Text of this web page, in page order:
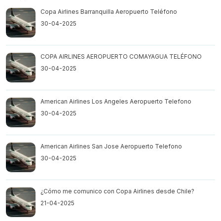
Copa Airlines Barranquilla Aeropuerto Teléfono
30-04-2025
COPA AIRLINES AEROPUERTO COMAYAGUA TELÉFONO
30-04-2025
American Airlines Los Angeles Aeropuerto Telefono
30-04-2025
American Airlines San Jose Aeropuerto Telefono
30-04-2025
¿Cómo me comunico con Copa Airlines desde Chile?
21-04-2025